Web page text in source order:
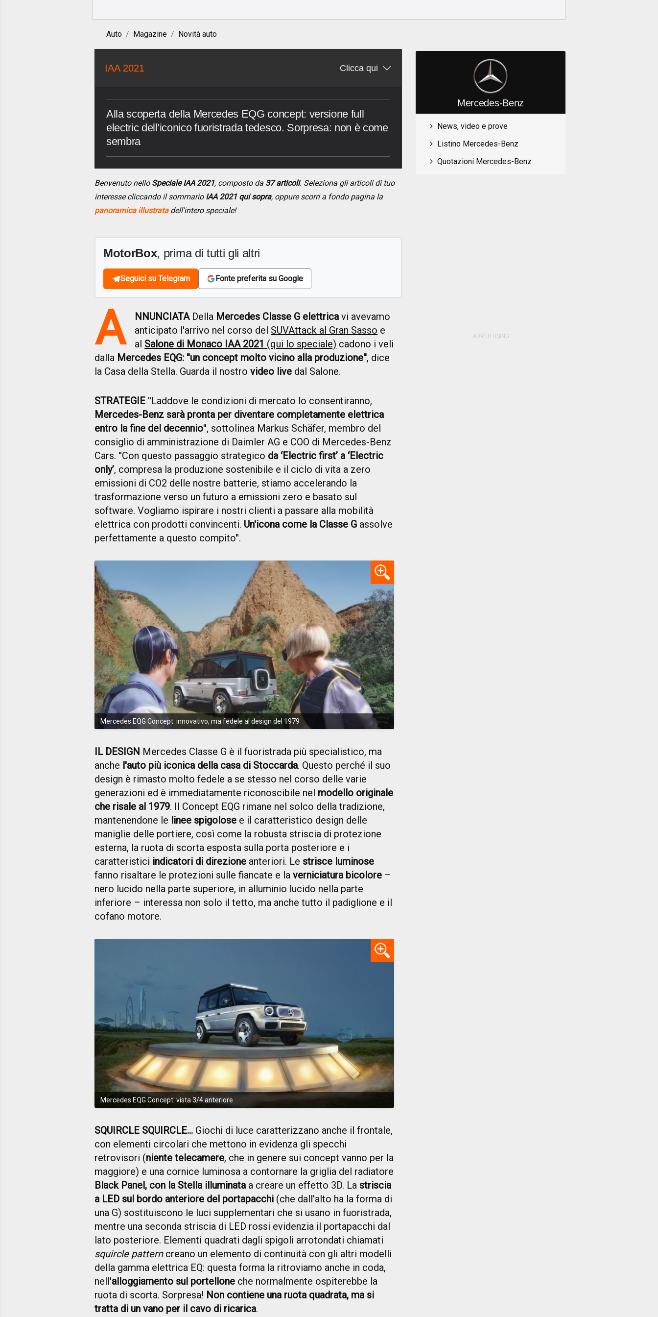
Auto Magazine Novità auto
IAA 2021 Clicca qui
Alla scoperta della Mercedes EQG concept: versione full
electric dell'iconico fuoristrada tedesco. Sorpresa: non è come
sembra
Benvenuto nello Speciale IAA 2021, composto da 37 articoli. Seleziona gli articoli di tuo
interesse cliccando il sommario IAA 2021 qui sopra, oppure scorri a fondo pagina la
panoramica illustratadell'intero speciale!
MotorBox, prima di tutti gli altri
Seguici su Telegram Fonte preferita su Google
A NNUNCIATADella Mercedes Classe G elettricavi avevamo
anticipato l'arrivo nel corso del SUVAttack al Gran Sasso e
al Salone di Monaco IAA 2021 (qui lo speciale) cadono i veli
dalla Mercedes EQG: ''un concept molto vicino alla produzione'', dice
la Casa della Stella. Guarda il nostro video live dal Salone.
STRATEGIE ''Laddove le condizioni di mercato lo consentiranno,
Mercedes-Benz sarà pronta per diventare completamente elettrica
entro la fine del decennio'', sottolinea Markus Schäfer, membro del
consiglio di amministrazione di Daimler AG e COO di Mercedes-Benz
Cars. ''Con questo passaggio strategico da ‘Electric first’ a ‘Electric
only’, compresa la produzione sostenibile e il ciclo di vita a zero
emissioni di CO2 delle nostre batterie, stiamo accelerando la
trasformazione verso un futuro a emissioni zero e basato sul
software. Vogliamo ispirare i nostri clienti a passare alla mobilità
elettrica con prodotti convincenti. Un'icona come la Classe G assolve
perfettamente a questo compito''.
Mercedes EQG Concept: innovativo, ma fedele al design del 1979
IL DESIGN Mercedes Classe G è il fuoristrada più specialistico, ma
anche l'auto più iconica della casa di Stoccarda. Questo perché il suo
design è rimasto molto fedele a se stesso nel corso delle varie
generazioni ed è immediatamente riconoscibile nel modello originale
che risale al 1979. Il Concept EQG rimane nel solco della tradizione,
mantenendone le linee spigolose e il caratteristico design delle
maniglie delle portiere, così come la robusta striscia di protezione
esterna, la ruota di scorta esposta sulla porta posteriore e i
caratteristici indicatori di direzione anteriori. Le strisce luminose
fanno risaltare le protezioni sulle fiancate e la verniciatura bicolore –
nero lucido nella parte superiore, in alluminio lucido nella parte
inferiore – interessa non solo il tetto, ma anche tutto il padiglione e il
cofano motore.
Mercedes EQG Concept: vista 3/4 anteriore
SQUIRCLE SQUIRCLE... Giochi di luce caratterizzano anche il frontale,
con elementi circolari che mettono in evidenza gli specchi
retrovisori (niente telecamere, che in genere sui concept vanno per la
maggiore) e una cornice luminosa a contornare la griglia del radiatore
Black Panel, con la Stella illuminata a creare un effetto 3D. La striscia
a LED sul bordo anteriore del portapacchi (che dall'alto ha la forma di
una G) sostituiscono le luci supplementari che si usano in fuoristrada,
mentre una seconda striscia di LED rossi evidenzia il portapacchi dal
lato posteriore. Elementi quadrati dagli spigoli arrotondati chiamati
squircle patterncreano un elemento di continuità con gli altri modelli
della gamma elettrica EQ: questa forma la ritroviamo anche in coda,
nell'alloggiamento sul portellone che normalmente ospiterebbe la
ruota di scorta. Sorpresa! Non contiene una ruota quadrata, ma si
tratta di un vano per il cavo di ricarica.
Mercedes-Benz
News, video e prove
Listino Mercedes-Benz
Quotazioni Mercedes-Benz